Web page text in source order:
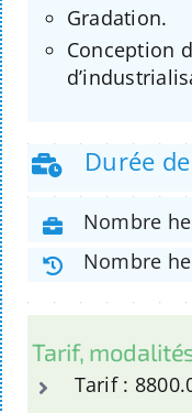
Gradation.
Conception
Durée
Nombre
Nombre
Tarif,
Tarif :